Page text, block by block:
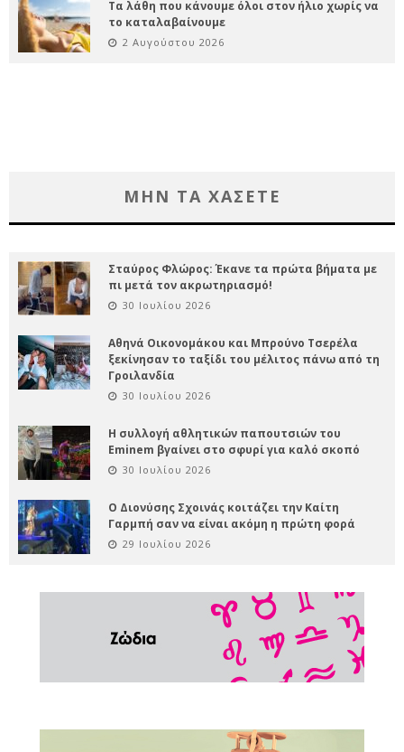
Τα λάθη που κάνουμε όλοι στον ήλιο χωρίς να
το καταλαβαίνουμε
2 Αυγούστου 2026
ΜΗΝ ΤΑ ΧΑΣΕΤΕ
Σταύρος Φλώρος: Έκανε τα πρώτα βήματα με
πι μετά τον ακρωτηριασμό!
30 Ιουλίου 2026
Αθηνά Οικονομάκου και Μπρούνο Τσερέλα
ξεκίνησαν το ταξίδι του μέλιτος πάνω από τη
Γροιλανδία
30 Ιουλίου 2026
Η συλλογή αθλητικών παπουτσιών του
Eminem βγαίνει στο σφυρί για καλό σκοπό
30 Ιουλίου 2026
Ο Διονύσης Σχοινάς κοιτάζει την Καίτη
Γαρμπή σαν να είναι ακόμη η πρώτη φορά
29 Ιουλίου 2026